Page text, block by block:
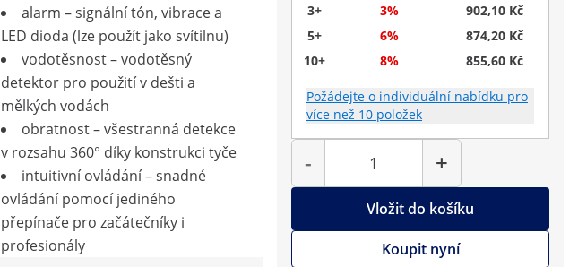
3+
3%
902,10 Kč
5+
6%
874,20 Kč
10+
8% 855,60 Kč
Požádejte o individuální nabídku pro
více než 10 položek
-
Počet
+
Vložit do košíku
Koupit nyní
alarm – signální tón, vibrace a
LED dioda (lze použít jako svítilnu)
vodotěsnost – vodotěsný
detektor pro použití v dešti a
mělkých vodách
obratnost – všestranná detekce
v rozsahu 360° díky konstrukci tyče
intuitivní ovládání – snadné
ovládání pomocí jediného
přepínače pro začátečníky i
profesionály